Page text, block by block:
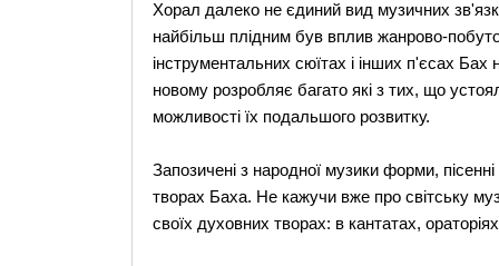
Хорал далеко не єдиний вид музичних
найбільш плідним був вплив жанрово-
інструментальних сюїтах і інших п'єсах Бах
новому розробляє багато які з тих, що
можливості їх подальшого розвитку.
Запозичені з народної музики форми,
творах Баха. Не кажучи вже про світську
своїх духовних творах: в кантатах,